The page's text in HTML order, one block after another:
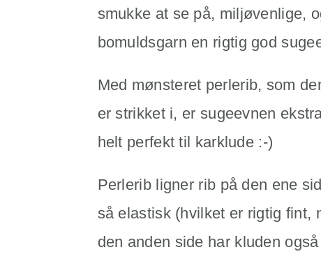
smukke at se på, miljøvenlige,
bomuldsgarn en rigtig god
Med mønsteret perlerib, som
er strikket i, er sugeevnen
helt perfekt til karklude :-)
Perlerib ligner rib på den ene
så elastisk (hvilket er rigtig fint,
den anden side har kluden